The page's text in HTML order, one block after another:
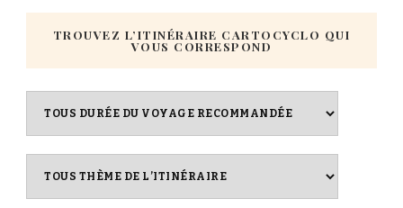
TROUVEZ L’ITINÉRAIRE CARTOCYCLO QUI
VOUS CORRESPOND